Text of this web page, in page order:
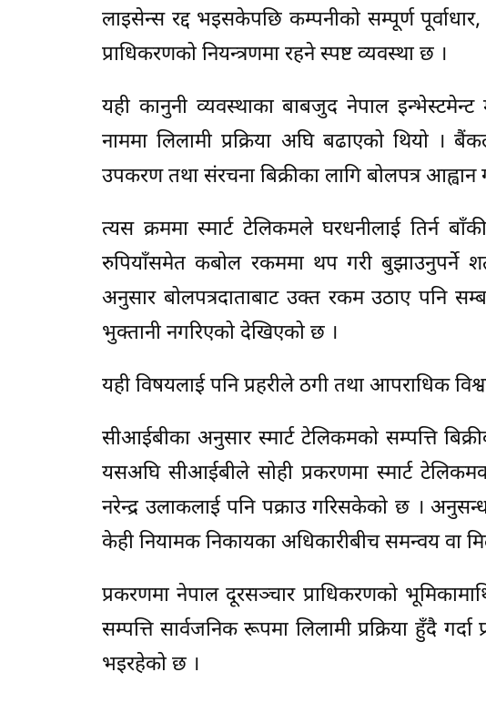
लाइसेन्स रद्द भइसकेपछि कम्पनीको सम्पूर्ण
प्राधिकरणको नियन्त्रणमा रहने स्पष्ट व्यवस्था छ ।
यही कानुनी व्यवस्थाका बाबजुद नेपाल
नाममा लिलामी प्रक्रिया अघि बढाएको थियो
उपकरण तथा संरचना बिक्रीका लागि बोलपत्र आह्वान
त्यस क्रममा स्मार्ट टेलिकमले घरधनीलाई तिर्न
रुपियाँसमेत कबोल रकममा थप गरी बुझाउनुपर्ने
अनुसार बोलपत्रदाताबाट उक्त रकम उठाए पनि
भुक्तानी नगरिएको देखिएको छ ।
यही विषयलाई पनि प्रहरीले ठगी तथा आपराधिक
सीआईबीका अनुसार स्मार्ट टेलिकमको सम्पत्ति
यसअघि सीआईबीले सोही प्रकरणमा स्मार्ट
नरेन्द्र उलाकलाई पनि पक्राउ गरिसकेको छ ।
केही नियामक निकायका अधिकारीबीच समन्वय
प्रकरणमा नेपाल दूरसञ्चार प्राधिकरणको
सम्पत्ति सार्वजनिक रूपमा लिलामी प्रक्रिया हुँदै
भइरहेको छ ।